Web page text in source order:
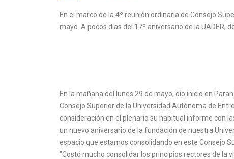
En el marco de la 4º reunión ordinaria de Consejo
mayo. A pocos días del 17º aniversario de la UADER,
En la mañana del lunes 29 de mayo, dio inicio en
Consejo Superior de la Universidad Autónoma de
consideración en el plenario su habitual informe con
un nuevo aniversario de la fundación de nuestra
espacio que estamos consolidando en este Consejo
"Costó mucho consolidar los principios rectores de la